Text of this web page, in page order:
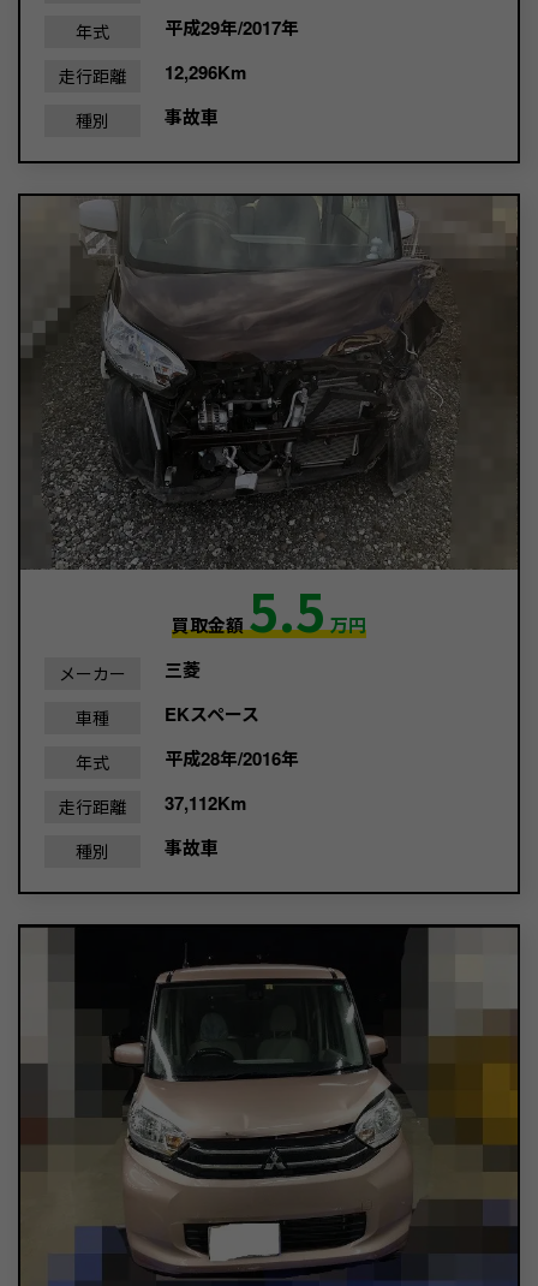
年式 平成29年/2017年
走行距離 12,296Km
種別 事故車
買取金額5.5万円
メーカー 三菱
車種 EKスペース
年式 平成28年/2016年
走行距離 37,112Km
種別 事故車